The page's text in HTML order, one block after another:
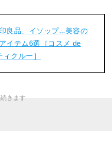
良品、イソップ...美容の
イテム6選［コスメ de
クルー］